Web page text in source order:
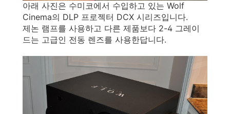
아래 사진은 수미코에서 수입하고 있는 Wolf
Cinema의 DLP 프로젝터 DCX 시리즈입니다.
제논 램프를 사용하고 다른 제품보다 2-4 그레이
드는 고급인 전동 렌즈를 사용한답니다.